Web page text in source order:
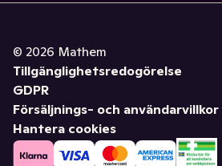
© 2026 Mathem
Tillgänglighetsredogörelse
GDPR
Försäljnings- och användarvillkor
Hantera cookies